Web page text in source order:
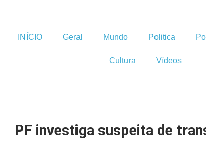
INÍCIO Geral Mundo Politica
Cultura Vídeos
PF investiga suspeita de